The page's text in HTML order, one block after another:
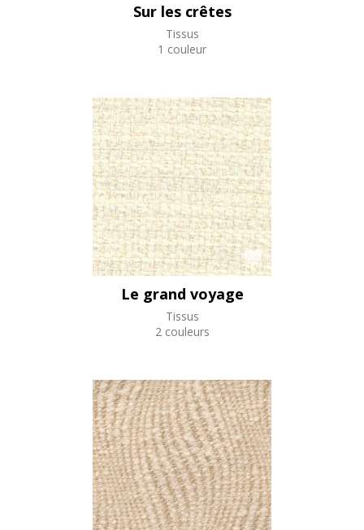
Sur les crêtes
Tissus
1 couleur
Le grand voyage
Tissus
2 couleurs